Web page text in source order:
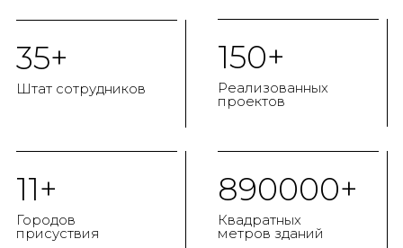
35+
Штат сотрудников
150+
Реализованных
проектов
11+
Городов
присуствия
890000+
Квадратных
метров зданий